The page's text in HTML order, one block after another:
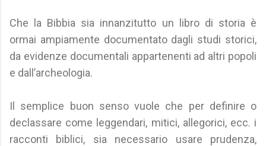
Che la Bibbia sia innanzitutto un libro di storia è
ormai ampiamente documentato dagli studi storici,
da evidenze documentali appartenenti ad altri popoli
e dall’archeologia.
Il semplice buon senso vuole che per definire o
declassare come leggendari, mitici, allegorici, ecc. i
racconti biblici, sia necessario usare prudenza,